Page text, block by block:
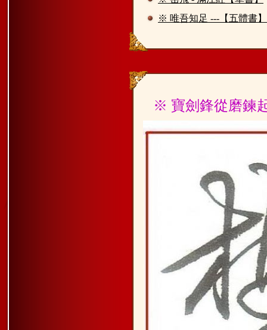
※ 唯吾知足 ---【五體書】
※ 寶劍鋒從磨鍊